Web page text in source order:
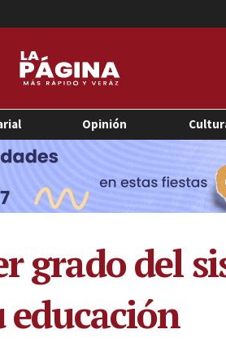
Opinión
grado del